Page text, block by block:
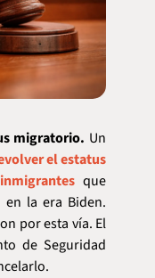
migratorio. Un
el estatus
que
en la era Biden.
por esta vía. El
de Seguridad